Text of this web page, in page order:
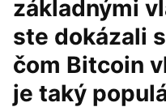
základnými
ste dokázali
čom Bitcoin
je taký